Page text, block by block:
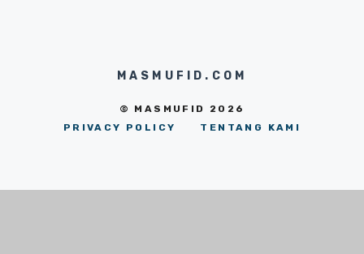
MASMUFID.COM
© MASMUFID 2026
PRIVACY POLICY
TENTANG KAMI